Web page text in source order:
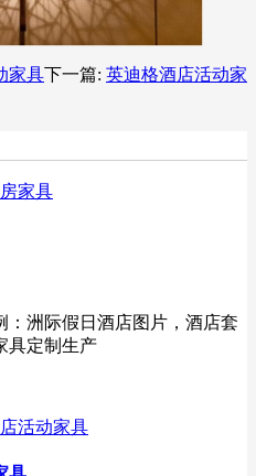
家具下一篇: 英迪格酒店活动家
：洲际假日酒店图片，酒店套
具定制生产